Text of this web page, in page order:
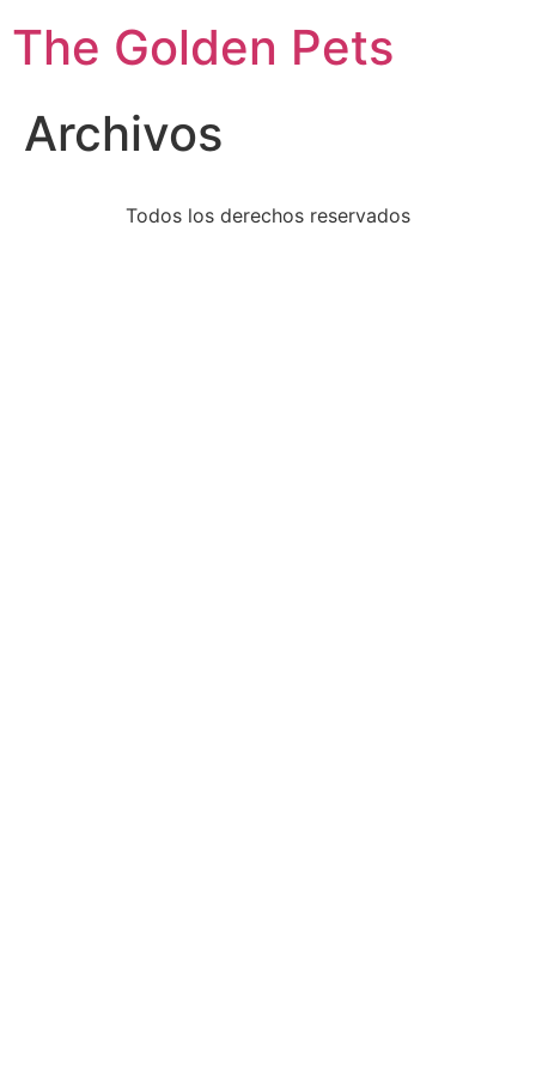
The Golden Pets
Archivos
Todos los derechos reservados